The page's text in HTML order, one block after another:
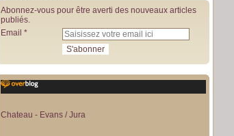
Abonnez-vous pour être averti des nouveaux articles
publiés.
Email
Chateau - Evans / Jura